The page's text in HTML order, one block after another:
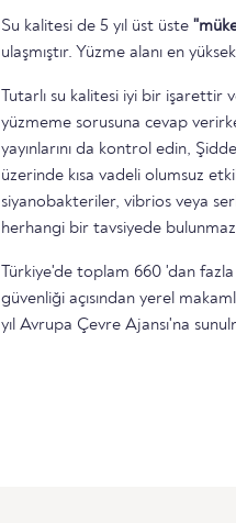
Su kalitesi de 5 yıl üst üste
ulaşmıştır. Yüzme alanı en
Tutarlı su kalitesi iyi bir işarettir
yüzmeme sorusuna cevap
yayınlarını da kontrol edin,
üzerinde kısa vadeli olumsuz
siyanobakteriler, vibrios veya
herhangi bir tavsiyede
Türkiye'de toplam 660 'dan fazla
güvenliği açısından yerel
yıl Avrupa Çevre Ajansı'na